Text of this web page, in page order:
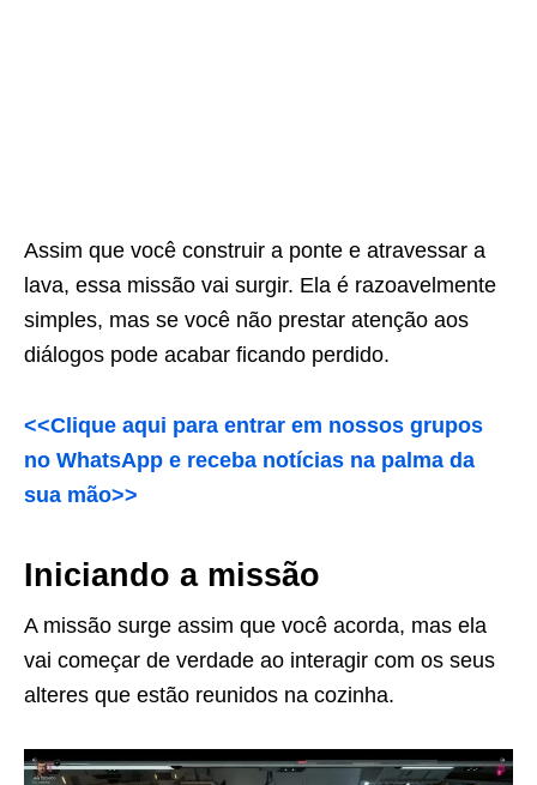
Assim que você construir a ponte e atravessar a
lava, essa missão vai surgir. Ela é razoavelmente
simples, mas se você não prestar atenção aos
diálogos pode acabar ficando perdido.
<<Clique aqui para entrar em nossos grupos
no WhatsApp e receba notícias na palma da
sua mão>>
Iniciando a missão
A missão surge assim que você acorda, mas ela
vai começar de verdade ao interagir com os seus
alteres que estão reunidos na cozinha.